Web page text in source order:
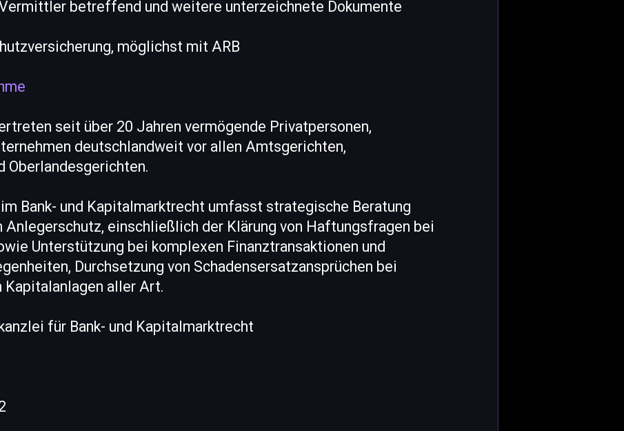
betreffend und weitere unterzeichnete Dokumente
möglichst mit ARB
seit über 20 Jahren vermögende Privatpersonen,
deutschlandweit vor allen Amtsgerichten,
Oberlandesgerichten.
Bank- und Kapitalmarktrecht umfasst strategische Beratung
Anlegerschutz, einschließlich der Klärung von Haftungsfragen bei
Unterstützung bei komplexen Finanztransaktionen und
Durchsetzung von Schadensersatzansprüchen bei
aller Art.
für Bank- und Kapitalmarktrecht